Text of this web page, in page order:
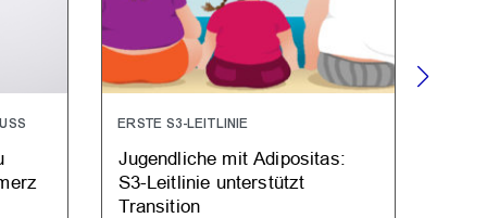
ERSTE S3-LEITLINIE
Jugendliche mit Adipositas:
S3-Leitlinie unterstützt
Transition